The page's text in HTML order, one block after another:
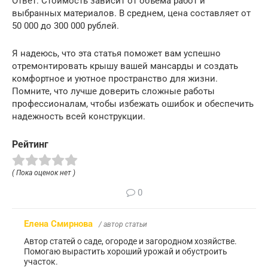
выбранных материалов. В среднем, цена составляет от
50 000 до 300 000 рублей.
Я надеюсь, что эта статья поможет вам успешно
отремонтировать крышу вашей мансарды и создать
комфортное и уютное пространство для жизни.
Помните, что лучше доверить сложные работы
профессионалам, чтобы избежать ошибок и обеспечить
надежность всей конструкции.
Рейтинг
( Пока оценок нет )
0
Елена Смирнова / автор статьи
Автор статей о саде, огороде и загородном хозяйстве.
Помогаю вырастить хороший урожай и обустроить
участок.